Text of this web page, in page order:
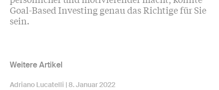
Goal-Based Investing genau das Richtige für Sie
sein.
Weitere Artikel
Adriano Lucatelli 8. Januar 2022